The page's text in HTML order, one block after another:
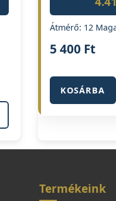
Átmérő: 12
5 400 Ft
KOSÁRBA
Termékeink